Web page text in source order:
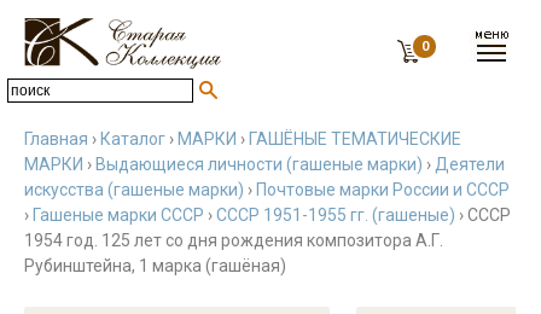
0
Главная › Каталог › МАРКИ › ГАШЁНЫЕ ТЕМАТИЧЕСКИЕ
МАРКИ › Выдающиеся личности (гашеные марки) › Деятели
искусства (гашеные марки) › Почтовые марки России и СССР
› Гашеные марки СССР ›СССР 1951-1955 гг. (гашеные) › СССР
1954 год. 125 лет со дня рождения композитора А.Г.
Рубинштейна, 1 марка (гашёная)